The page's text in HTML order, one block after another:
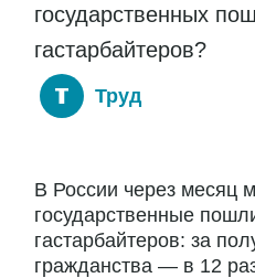
государственных
гастарбайтеров?
Труд
В России через месяц
государственные
гастарбайтеров: за
гражданства — в 12